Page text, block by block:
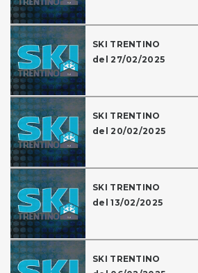
SKI TRENTINO
del 27/02/2025
SKI TRENTINO
del 20/02/2025
SKI TRENTINO
del 13/02/2025
SKI TRENTINO